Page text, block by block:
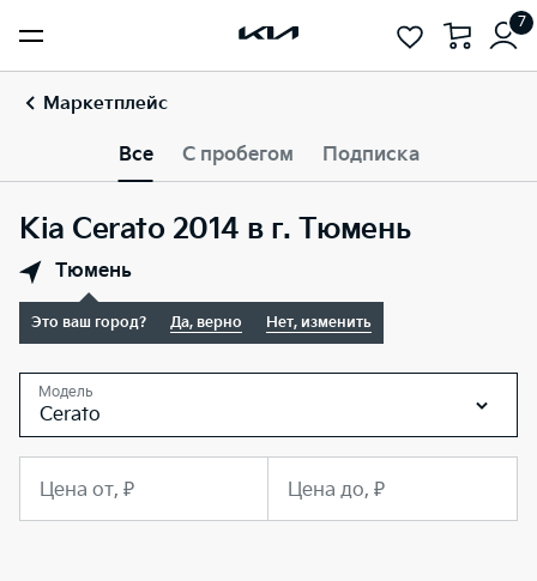
7
Маркетплейс
Все С пробегом Подписка
Kia Cerato 2014 в г. Тюмень
Тюмень
Это ваш город? Да, верно Нет, изменить
Модель
Cerato
Цена от, ₽ Цена до, ₽